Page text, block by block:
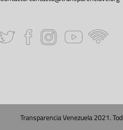
Transparencia Venezuela 2021.